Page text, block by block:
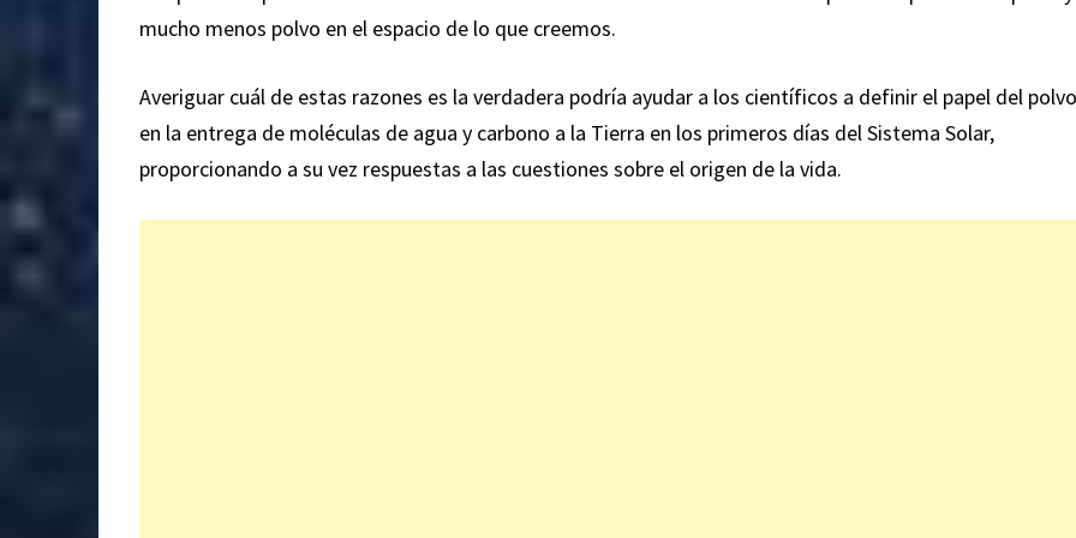
mucho menos polvo en el espacio de lo que creemos.
Averiguar cuál de estas razones es la verdadera podría ayudar a los científicos a definir el papel del polvo
en la entrega de moléculas de agua y carbono a la Tierra en los primeros días del Sistema Solar,
proporcionando a su vez respuestas a las cuestiones sobre el origen de la vida.